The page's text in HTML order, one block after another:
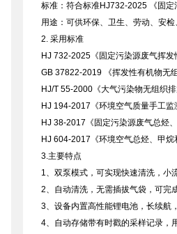
标准：符合标准HJ732-2025 《固
用途：可供环保、卫生、劳动、安
2. 采用标准
HJ 732-2025《固定污染源废气挥
GB 37822-2019 《挥发性有机物无
HJ/T 55-2000《大气污染物无组织
HJ 194-2017《环境空气质量手工监
HJ 38-2017《固定污染源废气总烃
HJ 604-2017《环境空气总烃、甲
3.主要特点
1、双泵模式，可实现快速清洗，小
2、自动清洗，无需插拔气袋，可完
3、设备内置高性能锂电池，长续航
4、自动存储带有时戳的采样记录，